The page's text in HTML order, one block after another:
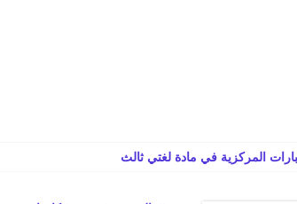
المركزية في مادة لغتي ثالث ابتدائي الفصل الدراس